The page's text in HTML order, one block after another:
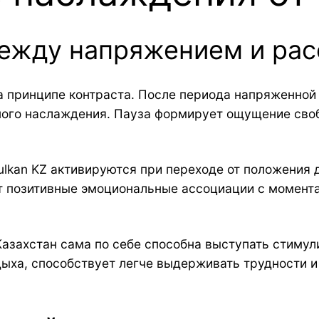
напряжением и
принципе контраста. После периода
наслаждения. Пауза формирует ощущение
KZ активируются при переходе от
эмоциональные ассоциации с
сама по себе способна выступать
способствует легче выдерживать трудности